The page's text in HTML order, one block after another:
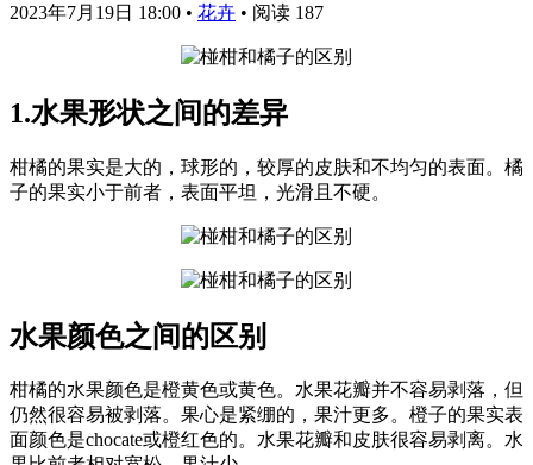
2023年7月19日 18:00 • 花卉 • 阅读 187
1.水果形状之间的差异
柑橘的果实是大的，球形的，较厚的皮肤和不均匀的表面。橘
子的果实小于前者，表面平坦，光滑且不硬。
水果颜色之间的区别
柑橘的水果颜色是橙黄色或黄色。水果花瓣并不容易剥落，但
仍然很容易被剥落。果心是紧绷的，果汁更多。橙子的果实表
面颜色是chocate或橙红色的。水果花瓣和皮肤很容易剥离。水